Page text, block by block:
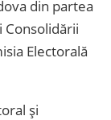
din partea
Consolidării
Electorală
şi